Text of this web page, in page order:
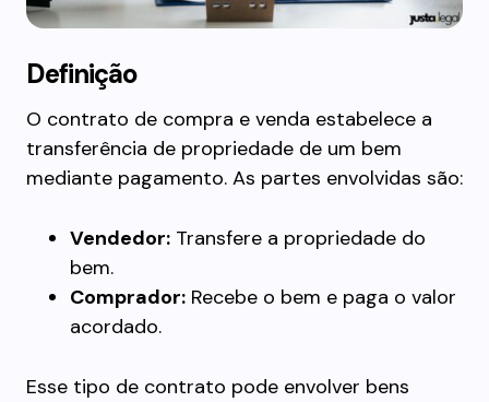
Definição
O contrato de compra e venda estabelece a
transferência de propriedade de um bem
mediante pagamento. As partes envolvidas são:
Vendedor: Transfere a propriedade do
bem.
Comprador: Recebe o bem e paga o valor
acordado.
Esse tipo de contrato pode envolver bens